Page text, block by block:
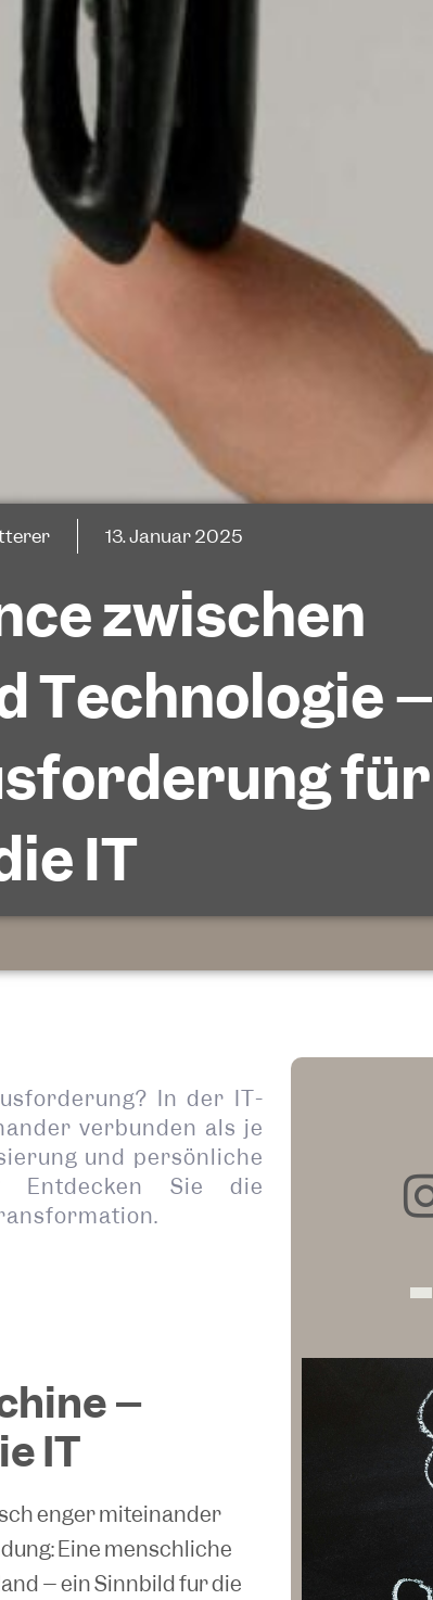
13. Januar 2025
zwischen
Technologie –
für
IT
In der IT-
verbunden als je
und persönliche
Entdecken Sie die
–
IT
enger miteinander
Eine menschliche
– ein Sinnbild für die